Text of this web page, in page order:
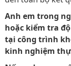
Anh em trong
hoặc kiểm tra
tại công trình
kinh nghiệm